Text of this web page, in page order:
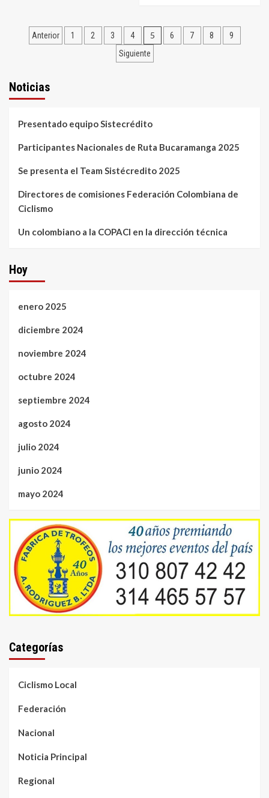
Anterior 1 2 3 4 5 6 7 8
9
Siguiente
Noticias
Presentado equipo Sistecrédito
Participantes Nacionales de Ruta Bucaramanga 2025
Se presenta el Team Sistécredito 2025
Directores de comisiones Federación Colombiana de
Ciclismo
Un colombiano a la COPACI en la dirección técnica
Hoy
enero 2025
diciembre 2024
noviembre 2024
octubre 2024
septiembre 2024
agosto 2024
julio 2024
junio 2024
mayo 2024
Categorías
Ciclismo Local
Federación
Nacional
Noticia Principal
Regional